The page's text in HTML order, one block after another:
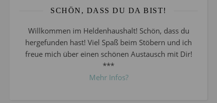
SCHÖN, DASS DU DA BIST!
Willkommen im Heldenhaushalt! Schön, dass du
hergefunden hast! Viel Spaß beim Stöbern und ich
freue mich über einen schönen Austausch mit Dir!
***
Mehr Infos?